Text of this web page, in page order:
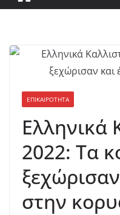
ΕΠΙΚΑΙΡΟΤΗΤΑ
Ελληνικά
2022: Τα
στην